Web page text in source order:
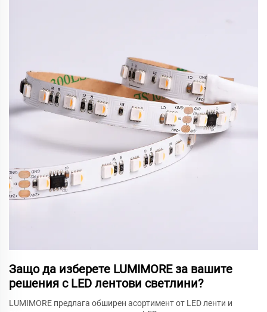
Защо да изберете LUMIMORE за вашите
решения с LED лентови светлини?
LUMIMORE предлага обширен асортимент от LED ленти и